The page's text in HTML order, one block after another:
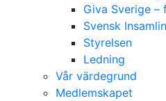
Giva Sverige
Svensk
Styrelsen
Ledning
Vår värdegrund
Medlemskapet